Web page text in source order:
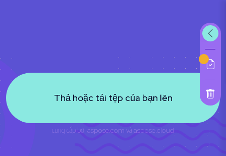
Thả hoặc tải tệp của bạn lên
cung cấp bởi aspose.com và aspose.cloud